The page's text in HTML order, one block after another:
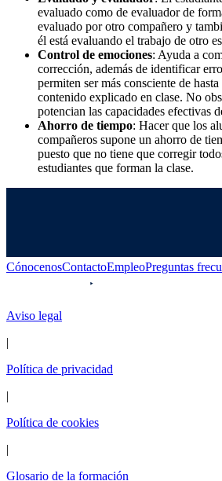
evaluado como de evaluador de
evaluado por otro compañero y
él está evaluando el trabajo de otro
Control de emociones: Ayuda a
corrección, además de identificar
permiten ser más consciente de
contenido explicado en clase. No
potencian las capacidades efectivas
Ahorro de tiempo: Hacer que los
compañeros supone un ahorro de
puesto que no tiene que corregir
estudiantes que forman la clase.
CónocenosContactoEmpleoPreguntas
Aviso legal
|
Política de privacidad
|
Política de cookies
|
Glosario de la formación